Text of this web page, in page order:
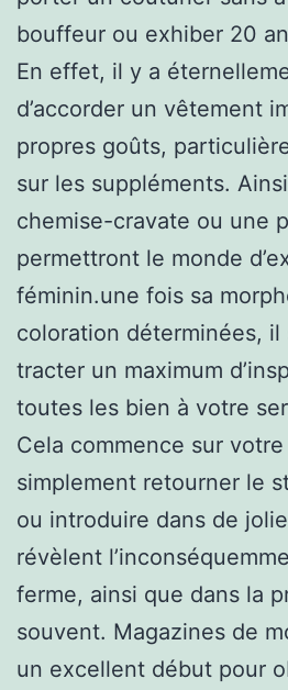
bouffeur ou exhiber 20
En effet, il y a
d’accorder un vêtement
propres goûts,
sur les suppléments.
chemise-cravate ou une
permettront le monde
féminin.une fois sa
coloration déterminées,
tracter un maximum
toutes les bien à votre
Cela commence sur
simplement retourner le
ou introduire dans de
révèlent
ferme, ainsi que dans la
souvent. Magazines de
un excellent début pour